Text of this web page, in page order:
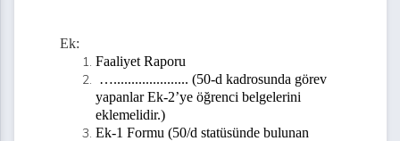
Ek:
Faaliyet Raporu
…..................... (50-d kadrosunda görev
yapanlar Ek-2’ye öğrenci belgelerini
eklemelidir.)
Ek-1 Formu (50/d statüsünde bulunan